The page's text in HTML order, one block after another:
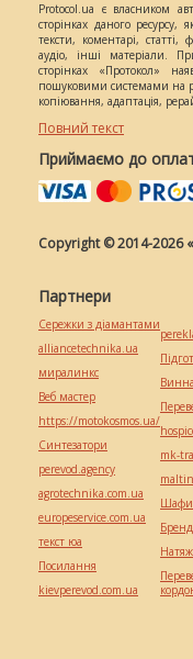
Protocol.ua є власником
сторінках даного
тексти, коментарі,
аудіо, інші матеріали.
сторінках «Протокол»
пошуковими системами на
копіювання, адаптація,
Повний текст
Приймаємо до
Copyright © 2014-2026
Партнери
Сережки з діамантами
alliancetechnika.ua
миралинкс
Веб мастер
https://motokosmos.ua/
Синтезатори
perevod.agency
agrotechnika.com.ua
europeservice.com.ua
текст юа
Посилання
kievperevod.com.ua
mk-
Шафи